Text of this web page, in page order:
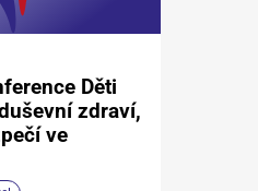
Děti
zdraví,
ve